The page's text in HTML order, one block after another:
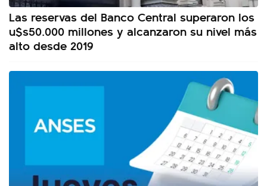
Las reservas del Banco Central superaron los
u$s50.000 millones y alcanzaron su nivel más
alto desde 2019